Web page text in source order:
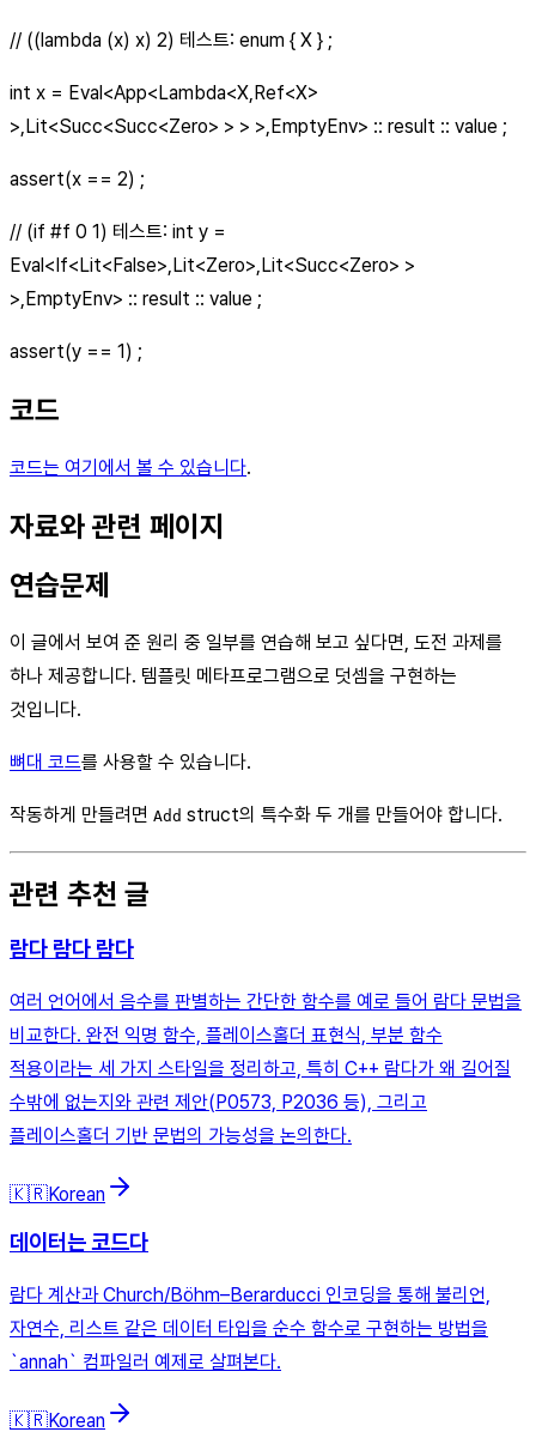
// ((lambda (x) x) 2) 테스트: enum { X } ;
int x = Eval<App<Lambda<X,Ref<X>
>,Lit<Succ<Succ<Zero> > > >,EmptyEnv> :: result :: value ;
assert(x == 2) ;
// (if #f 0 1) 테스트: int y =
Eval<If<Lit<False>,Lit<Zero>,Lit<Succ<Zero> >
>,EmptyEnv> :: result :: value ;
assert(y == 1) ;
코드
코드는 여기에서 볼 수 있습니다.
자료와 관련 페이지
연습문제
이 글에서 보여 준 원리 중 일부를 연습해 보고 싶다면, 도전 과제를
하나 제공합니다. 템플릿 메타프로그램으로 덧셈을 구현하는
것입니다.
뼈대 코드를 사용할 수 있습니다.
작동하게 만들려면 Add struct의 특수화 두 개를 만들어야 합니다.
관련 추천 글
람다 람다 람다
여러 언어에서 음수를 판별하는 간단한 함수를 예로 들어 람다 문법을
비교한다. 완전 익명 함수, 플레이스홀더 표현식, 부분 함수
적용이라는 세 가지 스타일을 정리하고, 특히 C++ 람다가 왜 길어질
수밖에 없는지와 관련 제안(P0573, P2036 등), 그리고
플레이스홀더 기반 문법의 가능성을 논의한다.
🇰🇷Korean
데이터는 코드다
람다 계산과 Church/Böhm–Berarducci 인코딩을 통해 불리언,
자연수, 리스트 같은 데이터 타입을 순수 함수로 구현하는 방법을
`annah` 컴파일러 예제로 살펴본다.
🇰🇷Korean